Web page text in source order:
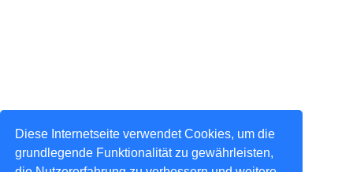
Diese Internetseite verwendet Cookies, um die
grundlegende Funktionalität zu gewährleisten,